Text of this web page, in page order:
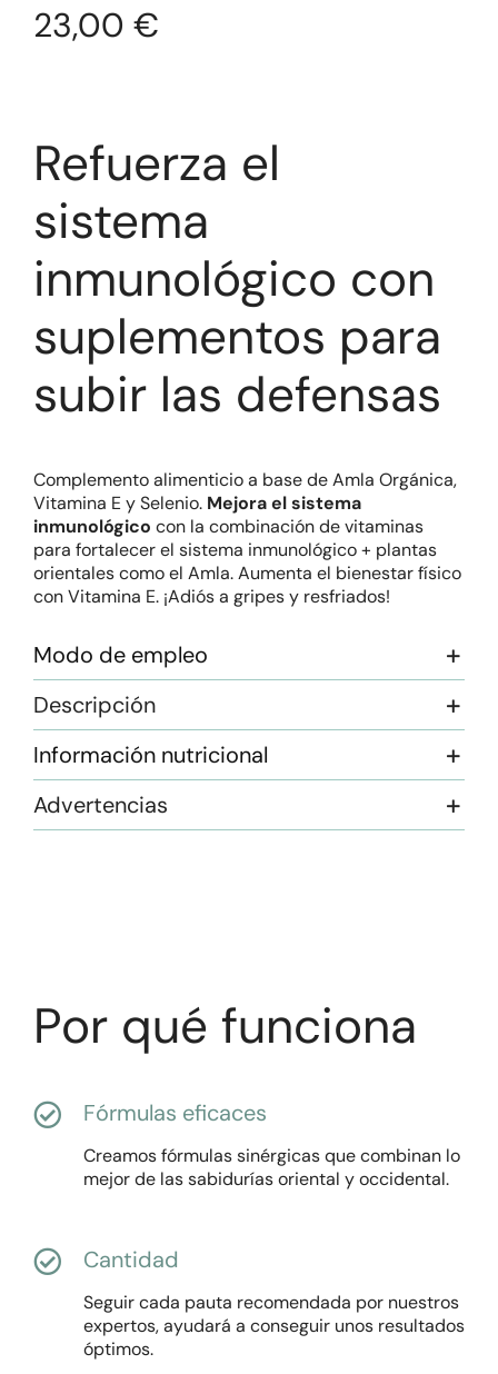
23,00 €
Refuerza el
sistema
inmunológico con
suplementos para
subir las defensas
Complemento alimenticio a base de Amla Orgánica,
Vitamina E y Selenio. Mejora el sistema
inmunológico con la combinación de vitaminas
para fortalecer el sistema inmunológico + plantas
orientales como el Amla. Aumenta el bienestar físico
con Vitamina E. ¡Adiós a gripes y resfriados!
Modo de empleo
Descripción
Información nutricional
Advertencias
Por qué funciona
Fórmulas eficaces
Creamos fórmulas sinérgicas que combinan lo
mejor de las sabidurías oriental y occidental.
Cantidad
Seguir cada pauta recomendada por nuestros
expertos, ayudará a conseguir unos resultados
óptimos.